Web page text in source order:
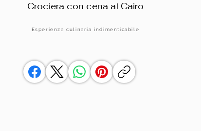
Crociera con cena al Cairo
Esperienza culinaria indimenticabile